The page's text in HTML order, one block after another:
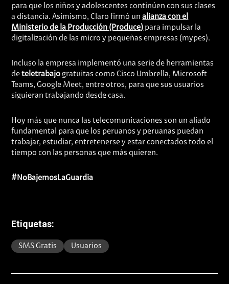
para que los niños y adolescentes continúen con sus clases
a distancia. Asimismo, Claro firmó unalianza con el
Ministerio de la Producción (Produce) para impulsar la
digitalización de las micro y pequeñas empresas (mypes).
Incluso la empresa implementó una serie de herramientas
deteletrabajogratuitas como Cisco Umbrella, Microsoft
Teams, Google Meet, entre otros, para que sus usuarios
siguieran trabajando desde casa.
Hoy más que nunca las telecomunicaciones son un aliado
fundamental para que los peruanos y peruanas puedan
trabajar, estudiar, entretenerse y estar conectados todo el
tiempo con las personas que más quieren.
#NoBajemosLaGuardia
Etiquetas:
SMS Gratis Usuarios